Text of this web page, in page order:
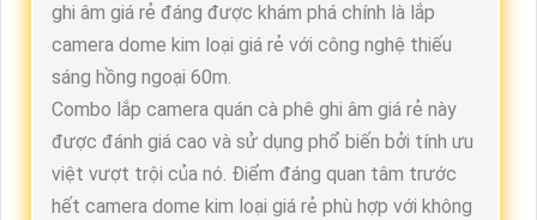
ghi âm giá rẻ đáng được khám phá chính là lắp
camera dome kim loại giá rẻ với công nghệ thiếu
sáng hồng ngoại 60m.
Combo lắp camera quán cà phê ghi âm giá rẻ này
được đánh giá cao và sử dụng phổ biến bởi tính ưu
việt vượt trội của nó. Điểm đáng quan tâm trước
hết camera dome kim loại giá rẻ phù hợp với không